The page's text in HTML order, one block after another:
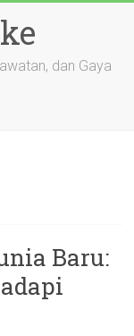
dan Gaya
Baru: